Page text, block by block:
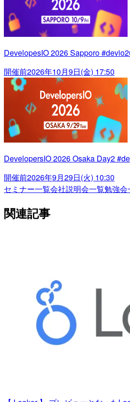
DevelopesIO 2026 Sapporo
開催前2026年10月9日(金) 17:50
DevelopersIO 2026 Osaka Day2
開催前2026年9月29日(火) 10:30
セミナー一覧会社説明会一覧勉強会
関連記事